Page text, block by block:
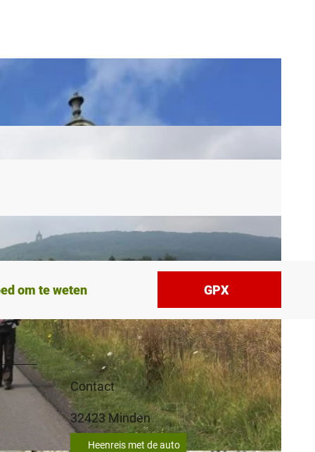
om te weten GPX
Contact
32423Minden
Heenreis met de auto